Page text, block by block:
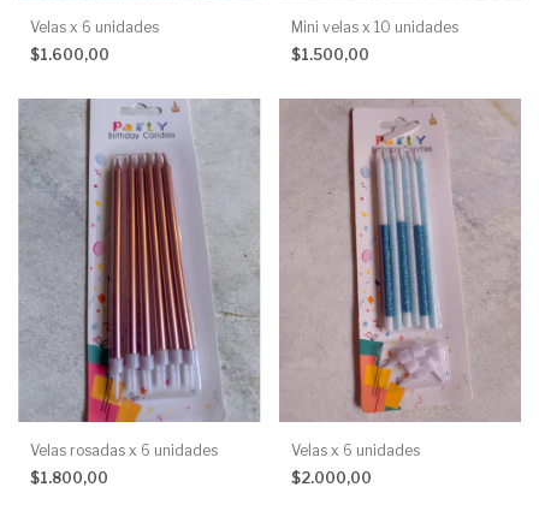
Velas x 6 unidades
$1.600,00
Mini velas x 10 unidades
$1.500,00
Velas rosadas x 6 unidades
$1.800,00
Velas x 6 unidades
$2.000,00